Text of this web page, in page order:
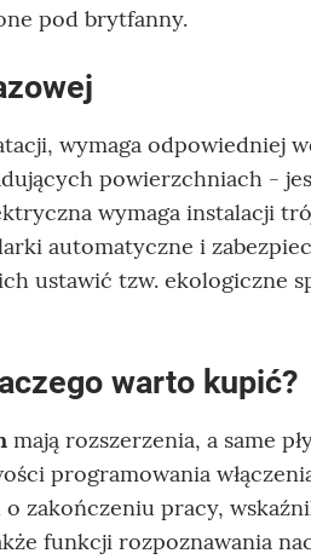
pod brytfanny.
wymaga odpowiedniej
powierzchniach -
wymaga instalacji
automatyczne i
ustawić tzw. ekologiczne
warto kupić?
mają rozszerzenia, a same
programowania
zakończeniu pracy,
funkcji rozpoznawania